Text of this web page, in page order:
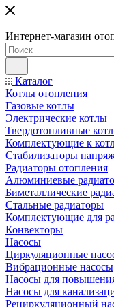
Интернет-магазин
Каталог
Котлы отопления
Газовые котлы
Электрические котлы
Твердотопливные
Комплектующие к
Стабилизаторы
Радиаторы отопления
Алюминиевые
Биметаллические
Стальные радиаторы
Комплектующие для
Конвекторы
Насосы
Циркуляционные
Вибрационные насосы
Насосы для
Насосы для
Рециркуляционный